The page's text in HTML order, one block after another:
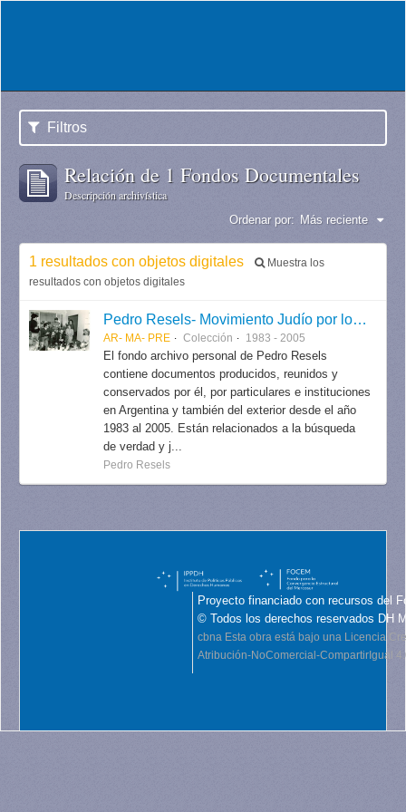
Filtros
Relación de 1 Fondos Documentales
Descripción archivística
Ordenar por: Más reciente
1 resultados con objetos digitales
Muestra los
resultados con objetos digitales
Pedro Resels- Movimiento Judío por los Derechos Humanos
AR- MA- PRE Colección 1983 - 2005
El fondo archivo personal de Pedro Resels
contiene documentos producidos, reunidos y
conservados por él, por particulares e instituciones
en Argentina y también del exterior desde el año
1983 al 2005. Están relacionados a la búsqueda
de verdad y j...
Pedro Resels
Proyecto financiado con recursos del
© Todos los derechos reservados DH
cbna Esta obra está bajo una Licencia
Atribución-NoComercial-CompartirIgual